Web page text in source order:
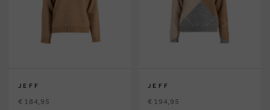
JEFF
€ 184,95
JEFF
€ 194,95